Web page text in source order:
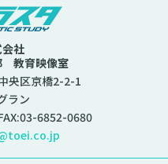
社
教育映像室
央区京橋2-2-1
ラン
6852-0680